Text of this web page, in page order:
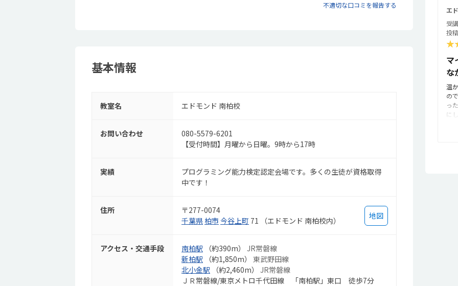
不適切な口コミを報告する
基本情報
教室名 エドモンド 南柏校
お問い合わせ
080-5579-6201
【受付時間】月曜から日曜。9時から17時
実績
プログラミング能力検定認定会場です。多くの生徒が資格取得
中です！
住所
〒277-0074
千葉県 柏市 今谷上町 71 （エドモンド 南柏校内）
地図
アクセス・交通手段 南柏駅 （約390m） JR常磐線
新柏駅 （約1,850m） 東武野田線
北小金駅 （約2,460m） JR常磐線
ＪＲ常磐線/東京メトロ千代田線 「南柏駅」東口 徒歩7分
で
も
非
も
イ
ー
て
る
も
い
体
ト
ミ
エ
受
投
マ
な
温
の
っ
に
頑
め
で
見
と
で